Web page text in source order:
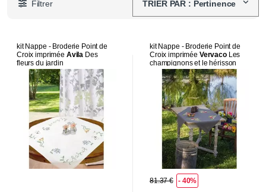
Filtrer TRIER PAR : Pertinence
kit Nappe - Broderie Point de
Croix imprimée Avila Des
fleurs du jardin
kit Nappe - Broderie Point de
Croix imprimée VervacoLes
champignons et le hérisson
81.37 € - 40%